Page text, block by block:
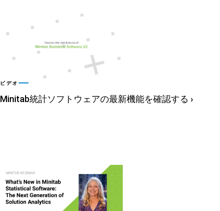
ビデオ
Minitab統計ソフトウェアの最新機能を確認する ›